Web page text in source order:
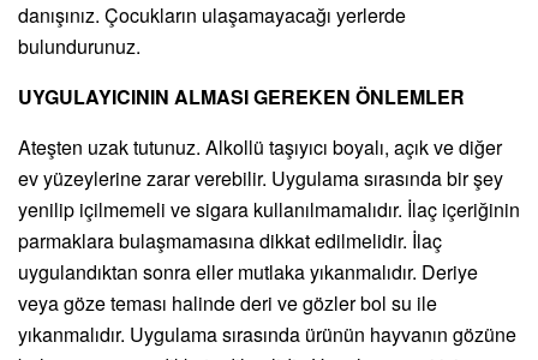
danışınız. Çocukların ulaşamayacağı yerlerde
bulundurunuz.
UYGULAYICININ ALMASI GEREKEN ÖNLEMLER
Ateşten uzak tutunuz. Alkollü taşıyıcı boyalı, açık ve diğer
ev yüzeylerine zarar verebilir. Uygulama sırasında bir şey
yenilip içilmemeli ve sigara kullanılmamalıdır. İlaç içeriğinin
parmaklara bulaşmamasına dikkat edilmelidir. İlaç
uygulandıktan sonra eller mutlaka yıkanmalıdır. Deriye
veya göze teması halinde deri ve gözler bol su ile
yıkanmalıdır. Uygulama sırasında ürünün hayvanın gözüne